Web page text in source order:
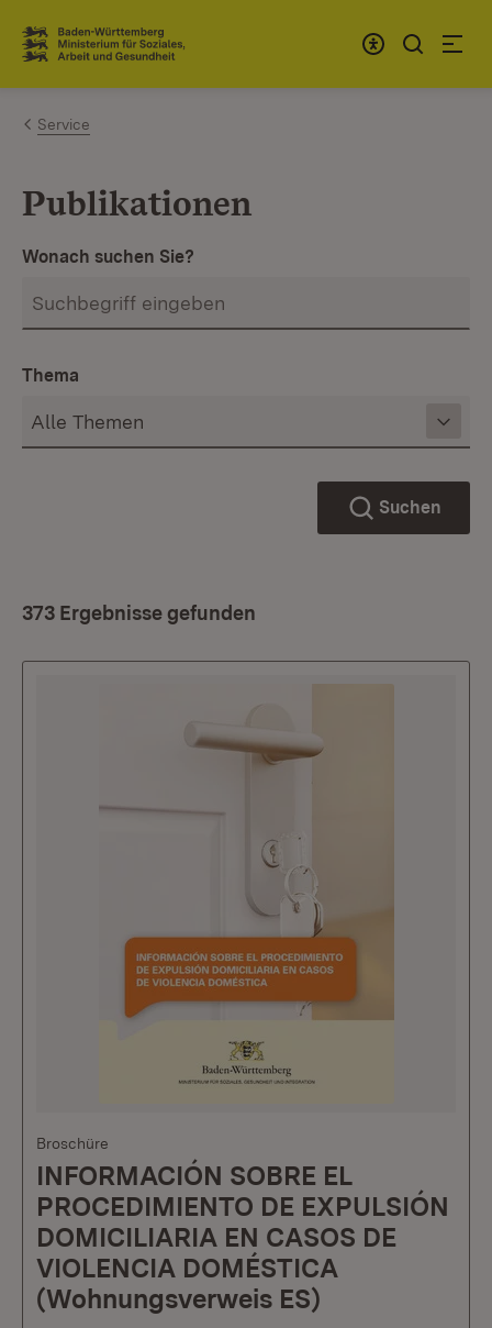
Zum Inhalt springen
Link zur Startseite
Service
Publikationen
Wonach suchen Sie?
Thema
Suchen
373 Ergebnisse gefunden
Broschüre
INFORMACIÓN SOBRE EL
PROCEDIMIENTO DE EXPULSIÓN
DOMICILIARIA EN CASOS DE
VIOLENCIA DOMÉSTICA
(Wohnungsverweis ES)